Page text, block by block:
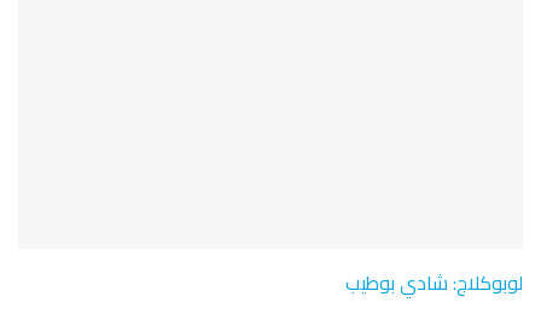
لوبوكلاج: شادي بوطيب